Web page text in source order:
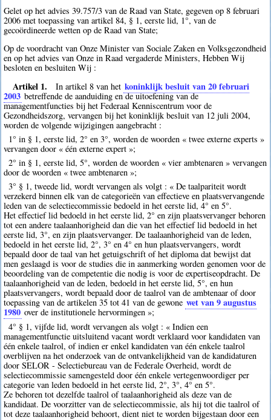
Gelet op het advies 39.757/3 van de Raad van State, gegeven op 8 februari
2006 met toepassing van artikel 84, § 1, eerste lid, 1°, van de
gecoördineerde wetten op de Raad van State;
Op de voordracht van Onze Minister van Sociale Zaken en Volksgezondheid
en op het advies van Onze in Raad vergaderde Ministers, Hebben Wij
besloten en besluiten Wij :
Artikel 1. In artikel 8 van het koninklijk besluit van 20 februari
2003 betreffende de aanduiding en de uitoefening van de
managementfuncties bij het Federaal Kenniscentrum voor de
Gezondheidszorg, vervangen bij het koninklijk besluit van 12 juli 2004,
worden de volgende wijzigingen aangebracht :
1° in § 1, eerste lid, 2° en 3°, worden de woorden « twee externe experts »
vervangen door « één externe expert »;
2° in § 1, eerste lid, 5°, worden de woorden « vier ambtenaren » vervangen
door de woorden « twee ambtenaren »;
3° § 1, tweede lid, wordt vervangen als volgt : « De taalpariteit wordt
verzekerd binnen elk van de categorieën van effectieve en plaatsvervangende
leden van de selectiecommissie bedoeld in het eerste lid, 4° en 5°.
Het effectief lid bedoeld in het eerste lid, 2° en zijn plaatsvervanger behoren
tot een andere taalaanhorigheid dan die van het effectief lid bedoeld in het
eerste lid, 3°, en zijn plaatsvervanger. De taalaanhorigheid van de leden,
bedoeld in het eerste lid, 2°, 3° en 4° en hun plaatsvervangers, wordt
bepaald door de taal van het getuigschrift of het diploma dat bewijst dat
men geslaagd is voor de studies die in aanmerking worden genomen voor de
beoordeling van de competentie die nodig is voor de expertiseopdracht. De
taalaanhorigheid van de leden, bedoeld in het eerste lid, 5°, en hun
plaatsvervangers, wordt bepaald door de taalrol van de ambtenaar of door
toepassing van de artikelen 35 tot 41 van de gewone wet van 9 augustus
1980 over de institutionele hervormingen »;
4° § 1, vijfde lid, wordt vervangen als volgt : « Indien een
managementfunctie uitsluitend vacant wordt verklaard voor kandidaten van
één enkele taalrol, of indien er enkel kandidaten van één enkele taalrol
overblijven na het onderzoek van de ontvankelijkheid van de kandidaturen
door SELOR - Selectiebureau van de Federale Overheid, wordt de
selectiecommissie samengesteld door één enkele vertegenwoordiger per
categorie van leden bedoeld in het eerste lid, 2°, 3°, 4° en 5°.
Ze behoren tot dezelfde taalrol of taalaanhorigheid als deze van de
kandidaat. De voorzitter van de selectiecommissie, als hij tot die taalrol of
tot deze taalaanhorigheid behoort, dient niet te worden bijgestaan door een